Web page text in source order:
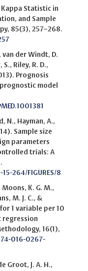
Kappa Statistic in
and Sample
85(3), 257–268.
van der Windt, D.
Riley, R. D.,
Prognosis
prognostic model
N., Hayman, A.,
Sample size
parameters
trials: A
264/FIGURES/8
Moons, K. G. M.,
M. J. C., &
1 variable per 10
regression
16(1),
016-0267-
Groot, J. A. H.,